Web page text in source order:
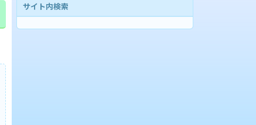
サイト内検索